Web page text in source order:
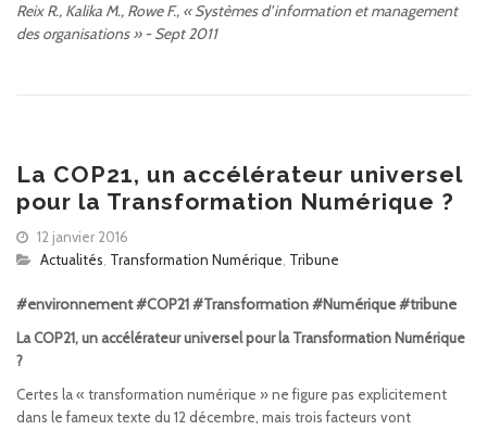
Reix R., Kalika M., Rowe F., « Systèmes d’information et management
des organisations » - Sept 2011
La COP21, un accélérateur universel
pour la Transformation Numérique ?
12 janvier 2016
Actualités Transformation Numérique Tribune
#environnement #COP21 #Transformation #Numérique #tribune
La COP21, un accélérateur universel pour la Transformation Numérique
?
Certes la « transformation numérique » ne figure pas explicitement
dans le fameux texte du 12 décembre, mais trois facteurs vont